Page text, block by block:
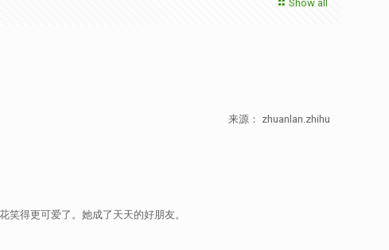
Show all
来源： zhuanlan.zhihu
得更可爱了。她成了天天的好朋友。